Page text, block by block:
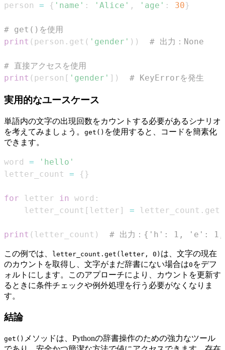
person = { 'name' : 'Alice' , 'age' : 30}
# get()を使用
print ( person . get ( 'gender' ) ) # 出力：None
# 直接アクセスを使用
print ( person [ 'gender' ] ) # KeyErrorを発生
実用的なユースケース
単語内の文字の出現回数をカウントする必要があるシナリオ
を考えてみましょう。 get() を使用すると、コードを簡素化
できます。
word =
'hello'
letter_count = { }
for letter in word :
    letter_count
[ letter ] = letter_count . get
print ( letter_count ) # 出力：{'h': 1, 'e':
この例では、 letter_count.get(letter, 0) は、文字の現在
のカウントを取得し、文字がまだ辞書にない場合は0 をデフ
ォルトにします。このアプローチにより、カウントを更新す
るときに条件チェックや例外処理を行う必要がなくなりま
す。
結論
get() メソッドは、Pythonの辞書操作のための強力なツール